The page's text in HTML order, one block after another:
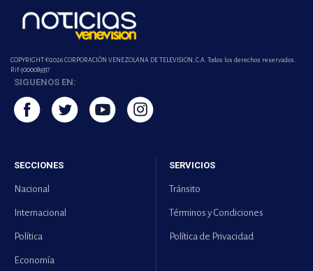
COPYRIGHT ©2026 CORPORACIÓN VENEZOLANA DE TELEVISION, C.A. Todos los derechos reservados.
Rif-j000089337
SIGUENOS EN:
SECCIONES
Nacional
Internacional
Política
Economía
SERVICIOS
Tránsito
Términos y Condiciones
Política de Privacidad